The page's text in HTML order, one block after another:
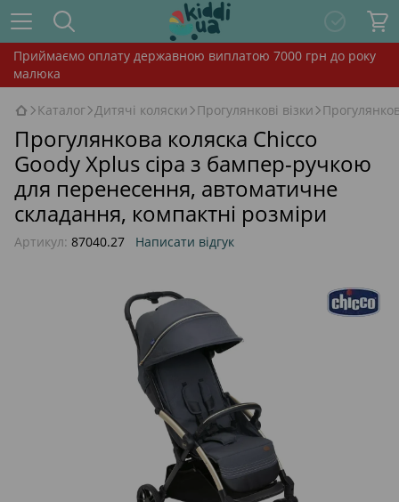
Приймаємо оплату державною виплатою 7000 грн до року
малюка
Каталог Дитячі коляски Прогулянкові візки
Прогулянкова коляска Chicco
Goody Xplus сіра з бампер-ручкою
для перенесення, автоматичне
складання, компактні розміри
Артикул: 87040.27 Написати відгук